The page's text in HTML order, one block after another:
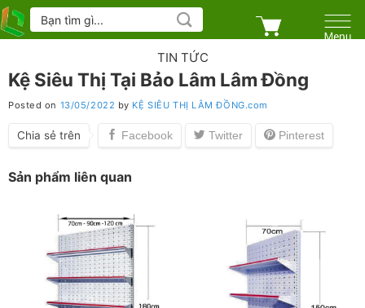
Skip
to
Tìm
kiếm:
TIN TỨC
Kệ Siêu Thị Tại Bảo Lâm Lâm Đồng
Posted on 13/05/2022 by KỆ SIÊU THỊ LÂM ĐỒNG.com
Chia sẻ trên
Sản phẩm liên quan